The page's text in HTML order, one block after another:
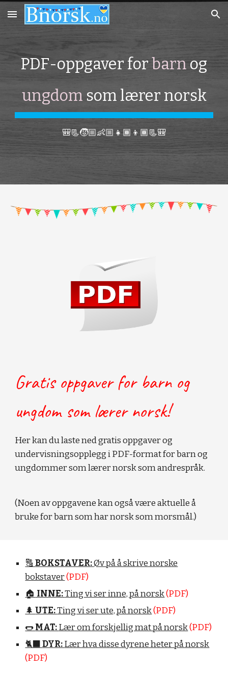
Skip to main content Skip to navigation
PDF-oppgaver forbarn og
ungdom som lærer norsk
🎒📃🧒🏼👶🏼👧🏾👦🏾📃🎒
Gratis oppgaver for barn og
ungdom som lærer norsk!
Her kan du laste ned gratis oppgaver og
undervisningsopplegg i PDF-format for barn og
ungdommer som lærer norsk som andrespråk.
(Noen av oppgavene kan også være aktuelle å
bruke for barn som har norsk som morsmål.)
🔠BOKSTAVER:Øv på å skrive norske
bokstaver(PDF)
🏠 INNE:Ting vi ser inne, på norsk(PDF)
🌲UTE:Ting vi ser ute, på norsk(PDF)
🌭MAT:Lær om forskjellig mat på norsk(PDF)
🐈‍⬛DYR:Lær hva disse dyrene heter på norsk
(PDF)